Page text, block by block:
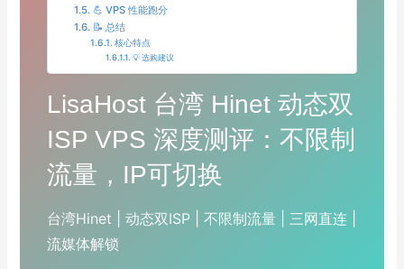
💪 VPS 性能跑分
📝 总结
核心特点
💡 选购建议
LisaHost 台湾 Hinet 动态双
ISP VPS 深度测评：不限制
流量，IP可切换
台湾Hinet | 动态双ISP | 不限制流量 | 三网直连 |
流媒体解锁